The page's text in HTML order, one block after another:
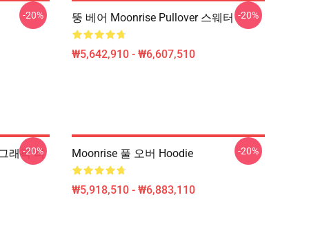
-20% 뚱 베어 Moonrise Pullover 스웨터
₩5,642,910 - ₩6,607,510
-20%
래픽 티
-20% Moonrise 풀 오버 Hoodie
₩5,918,510 - ₩6,883,110
-20%